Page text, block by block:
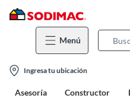
Menú
location-
icon
Ingresa tu ubicación
Asesoría Constructor